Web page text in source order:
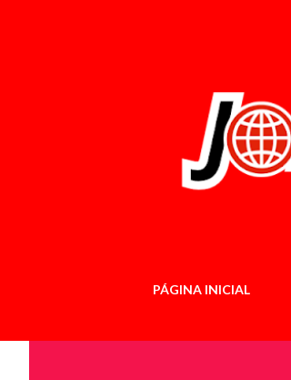
PÁGINA INICIAL